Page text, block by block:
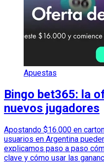
Apuestas
Bingo bet365: la
nuevos jugadores
Apostando $16.000 en
usuarios en Argentina
explicamos paso a paso
clave y cómo usar las